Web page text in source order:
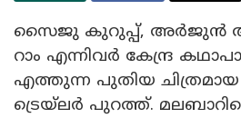
സൈജു കുറുപ്പ്, അർജുൻ
റാം എന്നിവർ കേന്ദ്ര
എത്തുന്ന പുതിയ ചിത്രമായ
ട്രെയ്‌ലർ പുറത്ത്.